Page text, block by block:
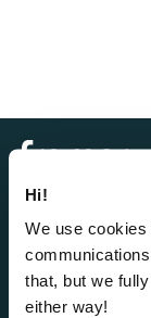
Hi!
We use
that, but we
either way!
Bürokabinen
Framery One